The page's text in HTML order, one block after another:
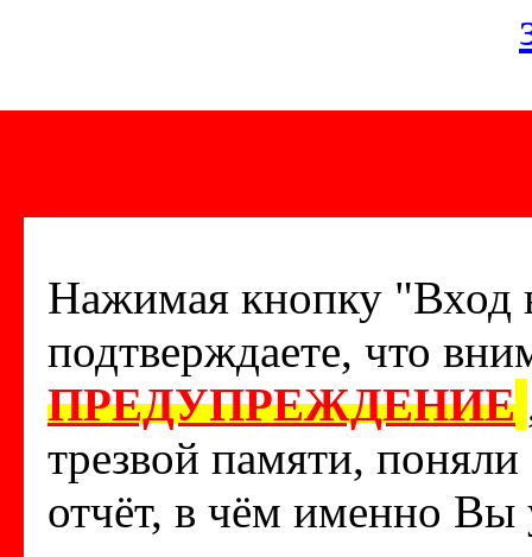
Нажимая кнопку "Вход
подтверждаете, что
ПРЕДУПРЕЖДЕНИЕ
трезвой памяти, поняли
отчёт, в чём именно Вы